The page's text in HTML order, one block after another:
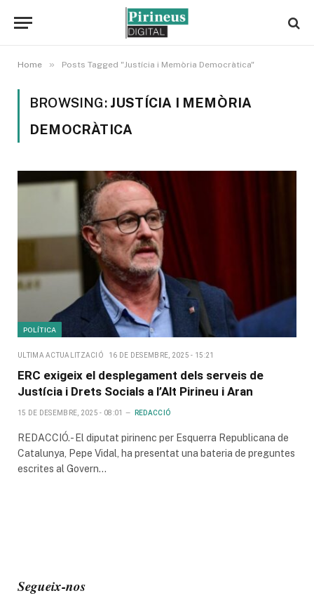
Home » Posts Tagged "Justícia i Memòria Democràtica"
BROWSING: JUSTÍCIA I MEMÒRIA
DEMOCRÀTICA
POLÍTICA
ULTIMA ACTUALITZACIÓ 16 DE DESEMBRE, 2025 - 15:21
ERC exigeix el desplegament dels serveis de
Justícia i Drets Socials a l’Alt Pirineu i Aran
15 DE DESEMBRE, 2025 - 08:01 REDACCIÓ
REDACCIÓ.- El diputat pirinenc per Esquerra Republicana de
Catalunya, Pepe Vidal, ha presentat una bateria de preguntes
escrites al Govern…
Segueix-nos